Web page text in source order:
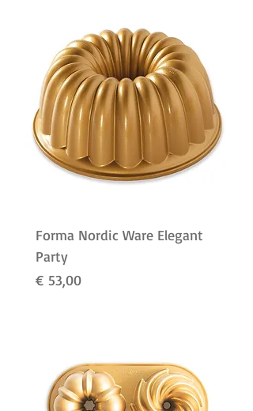
Forma Nordic Ware Elegant
Party
Preço
€ 53,00